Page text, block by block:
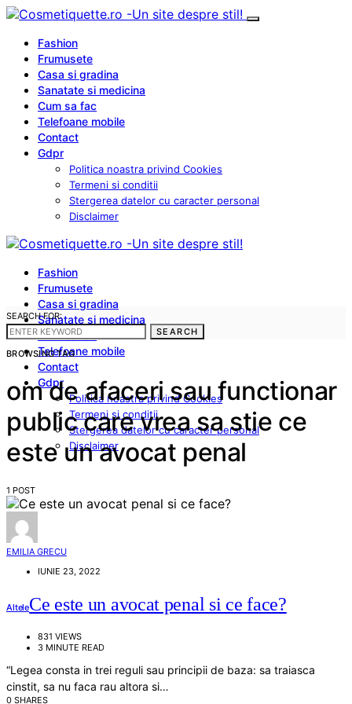
Fashion
Frumusete
Casa si gradina
Sanatate si medicina
Cum sa fac
Telefoane mobile
Contact
Gdpr
Politica noastra privind Cookies
Termeni si conditii
Stergerea datelor cu caracter personal
Disclaimer
Fashion
Frumusete
Casa si gradina
Sanatate si medicina
Cum sa fac
Telefoane mobile
Contact
Gdpr
Politica noastra privind Cookies
Termeni si conditii
Stergerea datelor cu caracter personal
Disclaimer
SEARCH FOR:
SEARCH
BROWSING TAG
om de afaceri sau functionar
public care vrea sa stie ce
este un avocat penal
1 POST
EMILIA GRECU
IUNIE 23, 2022
AlteleCe este un avocat penal si ce face?
831 VIEWS
3 MINUTE READ
“Legea consta in trei reguli sau principii de baza: sa traiasca
cinstit, sa nu faca rau altora si…
0 SHARES